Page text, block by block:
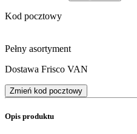
Kod pocztowy
Pełny asortyment
Dostawa Frisco VAN
Zmień kod pocztowy
Opis produktu